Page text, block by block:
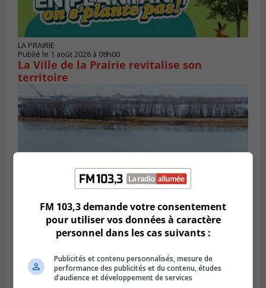
LA PRAIRIE
Publié le 1 août 2026 à 08h00
La Ville de la Prairie revitalise son
territoire
LONGUEUIL
C’est jour de nettoyage des berges du
Saint-Laurent
FM 103,3 demande votre consentement
pour utiliser vos données à caractère
personnel dans les cas suivants :
Publicités et contenu personnalisés, mesure de
performance des publicités et du contenu, études
d’audience et développement de services